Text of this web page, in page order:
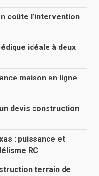
coûte l’intervention
idéale à deux
maison en ligne
devis construction
: puissance et
RC
terrain de